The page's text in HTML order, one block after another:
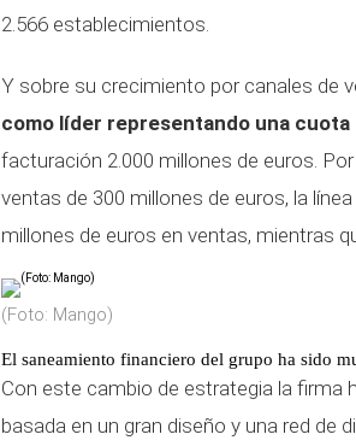
2.566 establecimientos.
Y sobre su crecimiento por canales de
como líder representando una cuota
facturación 2.000 millones de euros.
ventas de 300 millones de euros, la
millones de euros en ventas, mientras
(Foto: Mango)
El saneamiento financiero del grupo ha sido
Con este cambio de estrategia la firma
basada en un gran diseño y una red de